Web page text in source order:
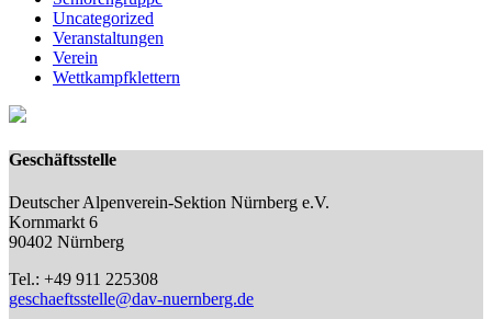
Uncategorized
Veranstaltungen
Verein
Wettkampfklettern
Geschäftsstelle
Deutscher Alpenverein-Sektion Nürnberg e.V.
Kornmarkt 6
90402 Nürnberg
Tel.: +49 911 225308
geschaeftsstelle@dav-nuernberg.de